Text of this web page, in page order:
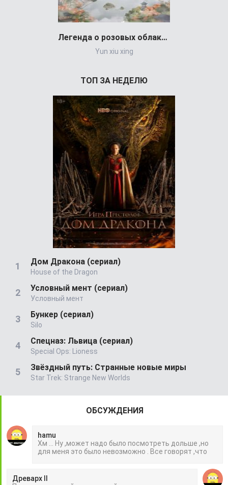
Легенда о розовых облаках (сериал)
Yun xiu xing
ТОП ЗА НЕДЕЛЮ
Дом Дракона (сериал)
House of the Dragon
Условный мент (сериал)
Условный мент
Бункер (сериал)
Silo
Спецназ: Львица (сериал)
Special Ops: Lioness
Звёздный путь: Странные новые миры
Star Trek: Strange New Worlds
ОБСУЖДЕНИЯ
hamu
Хм ... Ну ,может надо было посмотреть дольше ,но
для меня это было невозможно . Все говорят ,что
Древарх II